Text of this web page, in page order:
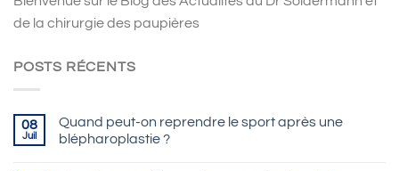
de la chirurgie des paupières
POSTS RÉCENTS
08
Juil
Quand peut-on reprendre le sport après une
blépharoplastie ?